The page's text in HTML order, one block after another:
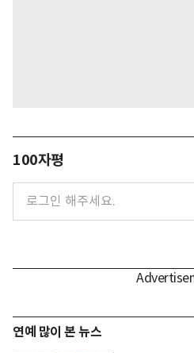
100자평
연예 많이 본 뉴스